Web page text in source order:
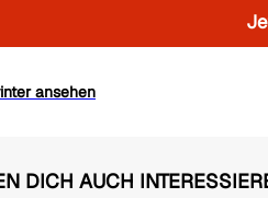
ansehen
DICH AUCH